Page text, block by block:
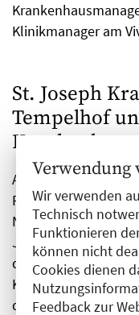
Verwendung
Wir verwenden
Technisch
Funktionieren
können nicht
Cookies dienen
Feedback zur
Klinikmanager am
St. Joseph
Tempelhof
Krankenhaus
Am 1. Oktober 2024
Position des
Nephrologie und
Joseph
der
Krankenhaus Berlin
die Nachfolge von